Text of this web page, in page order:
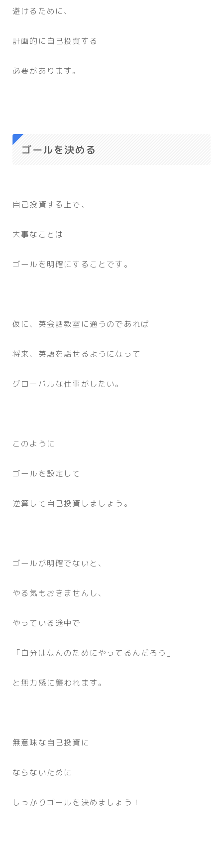
避けるために、
計画的に自己投資する
必要があります。
ゴールを決める
自己投資する上で、
大事なことは
ゴールを明確にすることです。
仮に、英会話教室に通うのであれば
将来、英語を話せるようになって
グローバルな仕事がしたい。
このように
ゴールを設定して
逆算して自己投資しましょう。
ゴールが明確でないと、
やる気もおきませんし、
やっている途中で
「自分はなんのためにやってるんだろう」
と無力感に襲われます。
無意味な自己投資に
ならないために
しっかりゴールを決めましょう！